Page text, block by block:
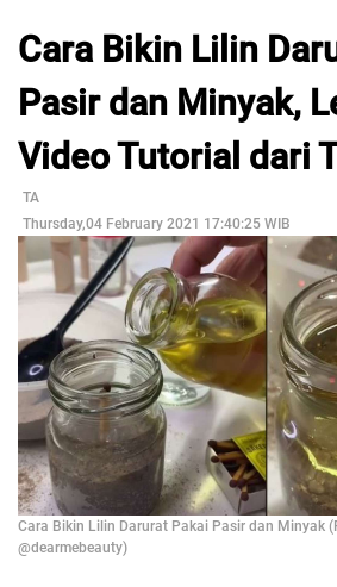
Cara Bikin Lilin
Pasir dan Minyak,
Video Tutorial dari
TA
Thursday,04 February 2021 17:40:25 WIB
Cara Bikin Lilin Darurat Pakai Pasir dan Minyak
@dearmebeauty)